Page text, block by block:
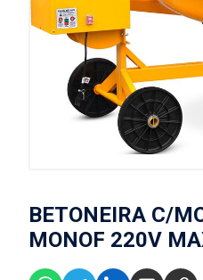
BETONEIRA C/
MONOF 220V